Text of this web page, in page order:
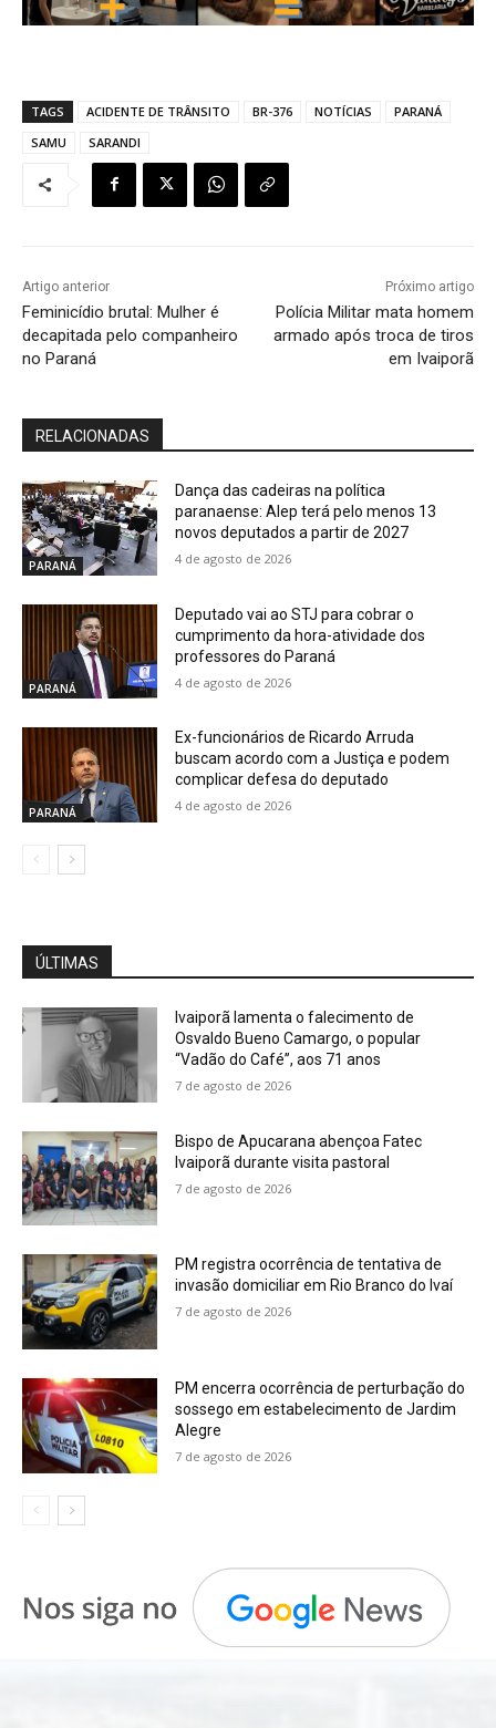
TAGS ACIDENTE DE TRÂNSITO BR-376 NOTÍCIAS
PARANÁ
SAMU
SARANDI
Artigo anterior
Feminicídio brutal: Mulher é
decapitada pelo companheiro
no Paraná
Próximo artigo
Polícia Militar mata homem
armado após troca de tiros
em Ivaiporã
RELACIONADAS
PARANÁ
Dança das cadeiras na política
paranaense: Alep terá pelo menos 13
novos deputados a partir de 2027
4 de agosto de 2026
PARANÁ
Deputado vai ao STJ para cobrar o
cumprimento da hora-atividade dos
professores do Paraná
4 de agosto de 2026
PARANÁ
Ex-funcionários de Ricardo Arruda
buscam acordo com a Justiça e podem
complicar defesa do deputado
4 de agosto de 2026
ÚLTIMAS
Ivaiporã lamenta o falecimento de
Osvaldo Bueno Camargo, o popular
“Vadão do Café”, aos 71 anos
7 de agosto de 2026
Bispo de Apucarana abençoa Fatec
Ivaiporã durante visita pastoral
7 de agosto de 2026
PM registra ocorrência de tentativa de
invasão domiciliar em Rio Branco do Ivaí
7 de agosto de 2026
PM encerra ocorrência de perturbação do
sossego em estabelecimento de Jardim
Alegre
7 de agosto de 2026